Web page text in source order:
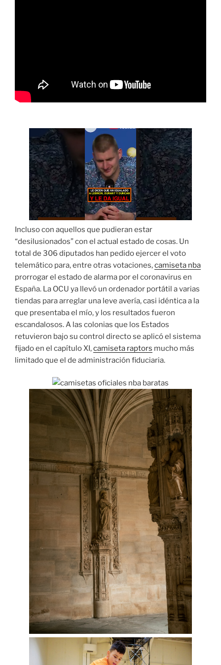
Incluso con aquellos que pudieran estar
“desilusionados” con el actual estado de cosas. Un
total de 306 diputados han pedido ejercer el voto
telemático para, entre otras votaciones,camiseta nba
prorrogar el estado de alarma por el coronavirus en
España. La OCU ya llevó un ordenador portátil a varias
tiendas para arreglar una leve avería, casi idéntica a la
que presentaba el mío, y los resultados fueron
escandalosos. A las colonias que los Estados
retuvieron bajo su control directo se aplicó el sistema
fijado en el capítulo XI,camiseta raptors mucho más
limitado que el de administración fiduciaria.